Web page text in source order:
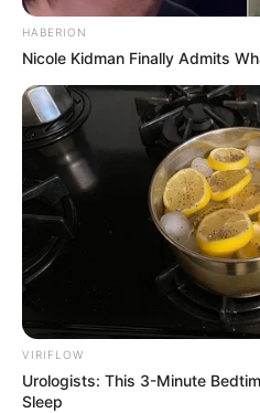
HABERION
Nicole Kidman Finally Admits
VIRIFLOW
Urologists: This 3-Minute
Sleep